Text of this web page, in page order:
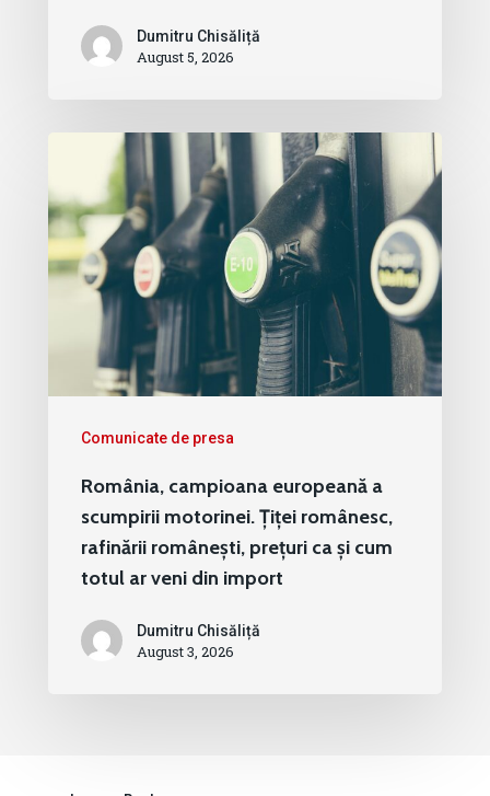
Dumitru Chisăliță
August 5, 2026
Comunicate de presa
România, campioana europeană a
scumpirii motorinei. Țiței românesc,
rafinării românești, prețuri ca și cum
totul ar veni din import
Dumitru Chisăliță
August 3, 2026